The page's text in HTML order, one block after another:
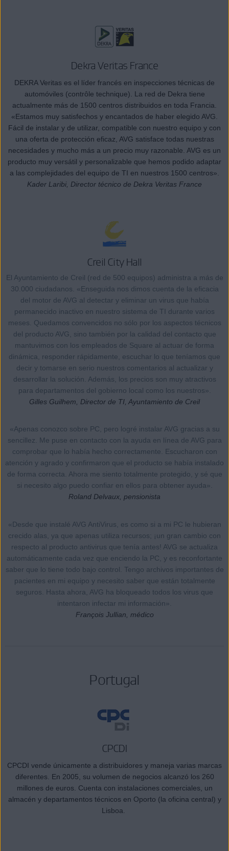
Dekra Veritas France
DEKRA Veritas es el líder francés en inspecciones técnicas de
automóviles (contrôle technique). La red de Dekra tiene
actualmente más de 1500 centros distribuidos en toda Francia.
«Estamos muy satisfechos y encantados de haber elegido AVG.
Fácil de instalar y de utilizar, compatible con nuestro equipo y con
una oferta de protección eficaz, AVG satisface todas nuestras
necesidades y mucho más a un precio muy razonable. AVG es un
producto muy versátil y personalizable que hemos podido adaptar
a las complejidades del equipo de TI en nuestros 1500 centros».
Kader Laribi, Director técnico de Dekra Veritas France
Creil City Hall
El Ayuntamiento de Creil (red de 500 equipos) administra a más de
30.000 ciudadanos. «Enseguida nos dimos cuenta de la eficacia
del motor de AVG al detectar y eliminar un virus que había
permanecido inactivo en nuestro sistema de TI durante varios
meses. Quedamos convencidos no sólo por los aspectos técnicos
del producto AVG, sino también por la calidad del contacto que
mantuvimos con los empleados de Square al actuar de forma
dinámica, responder rápidamente, escuchar lo que teníamos que
decir y tomarse en serio nuestros comentarios al actualizar y
desarrollar la solución. Además, los precios son muy atractivos
para departamentos del gobierno local como los nuestros».
Gilles Guilhem, Director de TI, Ayuntamiento de Creil
«Apenas conozco sobre PC, pero logré instalar AVG gracias a su
sencillez. Me puse en contacto con la ayuda en línea de AVG para
comprobar que lo había hecho correctamente. Escucharon con
atención y agrado y confirmaron que el producto se había instalado
de forma correcta. Ahora me siento totalmente protegido, y sé que
si necesito algo puedo confiar en ellos para obtener ayuda».
Roland Delvaux, pensionista
«Desde que instalé AVG AntiVirus, es como si a mi PC le hubieran
crecido alas, ya que apenas utiliza recursos; ¡un gran cambio con
respecto al producto antivirus que tenía antes! AVG se actualiza
automáticamente cada vez que enciendo la PC, y es reconfortante
saber que lo tiene todo bajo control. Tengo archivos importantes de
pacientes en mi equipo y necesito saber que están totalmente
seguros. Hasta ahora, AVG ha bloqueado todos los virus que
intentaron infectar mi información».
François Jullian, médico
Portugal
CPCDI
CPCDI vende únicamente a distribuidores y maneja varias marcas
diferentes. En 2005, su volumen de negocios alcanzó los 260
millones de euros. Cuenta con instalaciones comerciales, un
almacén y departamentos técnicos en Oporto (la oficina central) y
Lisboa.